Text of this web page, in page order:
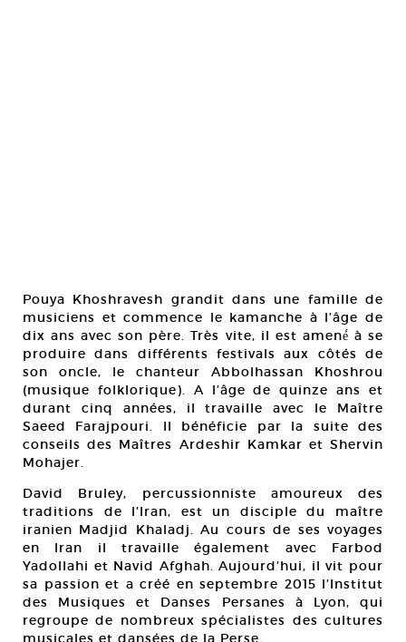
Pouya Khoshravesh grandit dans une famille de
musiciens et commence le kamanche à l’âge de
dix ans avec son père. Très vite, il est amené́ à se
produire dans différents festivals aux côtés de
son oncle, le chanteur Abbolhassan Khoshrou
(musique folklorique). A l’âge de quinze ans et
durant cinq années, il travaille avec le Maître
Saeed Farajpouri. Il bénéficie par la suite des
conseils des Maîtres Ardeshir Kamkar et Shervin
Mohajer.
David Bruley, percussionniste amoureux des
traditions de l’Iran, est un disciple du maître
iranien Madjid Khaladj. Au cours de ses voyages
en Iran il travaille également avec Farbod
Yadollahi et Navid Afghah. Aujourd’hui, il vit pour
sa passion et a créé en septembre 2015 l’Institut
des Musiques et Danses Persanes à Lyon, qui
regroupe de nombreux spécialistes des cultures
musicales et dansées de la Perse.